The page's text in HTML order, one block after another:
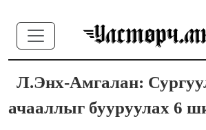
Л.Энх-Амгалан:
ачааллыг бууруулах 6